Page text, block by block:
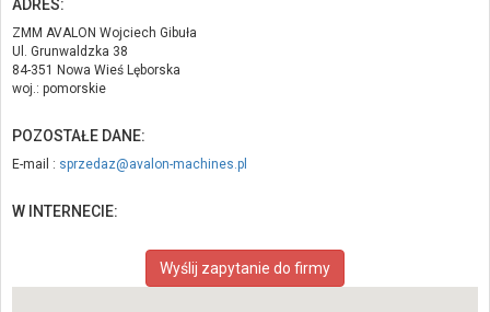
ADRES:
ZMM AVALON Wojciech Gibuła
Ul. Grunwaldzka 38
84-351 Nowa Wieś Lęborska
woj.: pomorskie
POZOSTAŁE DANE:
E-mail : sprzedaz@avalon-machines.pl
W INTERNECIE:
Wyślij zapytanie do firmy